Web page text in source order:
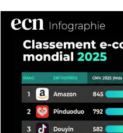
:
L’AFRIQUE
(+15,2%)
ET
L’AMÉRIQUE
DU
SUD
ACCÉLÈRENT,
LA
CHINE